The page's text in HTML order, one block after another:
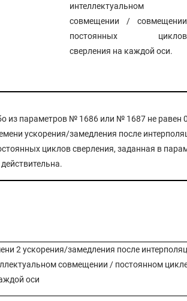
интеллектуальном
совмещении / совмещении
постоянных циклов
сверления на каждой оси.
из параметров № 1686 или № 1687 не равен
ускорения/замедления после
циклов сверления, заданная в
2 ускорения/замедления после
совмещении / постоянном
оси